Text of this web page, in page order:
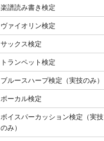
楽譜読み書き検定
ヴァイオリン検定
サックス検定
トランペット検定
ブルースハープ検定（実技のみ）
ボーカル検定
ボイスパーカッション検定（実技
のみ）